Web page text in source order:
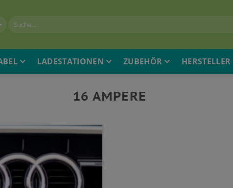
LADESTATIONEN ZUBEHÖR HERSTELLER
16 AMPERE